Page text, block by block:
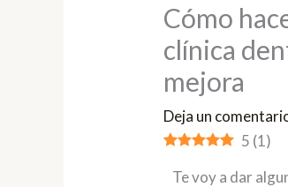
Cómo
clínica
mejora
Deja un
5 (1)
Te voy a dar